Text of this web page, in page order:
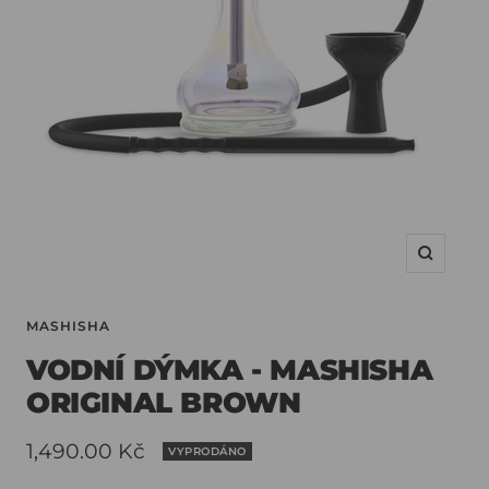
MASHISHA
VODNÍ DÝMKA - MASHISHA
ORIGINAL BROWN
Slevová
1,490.00 Kč VYPRODÁNO